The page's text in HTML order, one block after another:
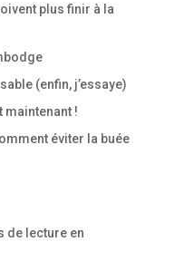
plus finir à la
(enfin, j’essaye)
maintenant !
éviter la buée
de lecture en